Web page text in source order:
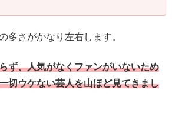
多さがかなり左右します。
ず、人気がなくファンがいないため
切ウケない芸人を山ほど見てきまし